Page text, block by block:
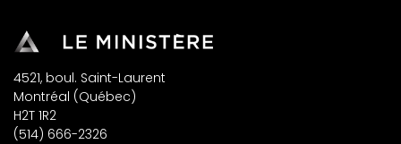
4521, boul. Saint-Laurent
Montréal (Québec)
H2T 1R2
(514) 666-2326